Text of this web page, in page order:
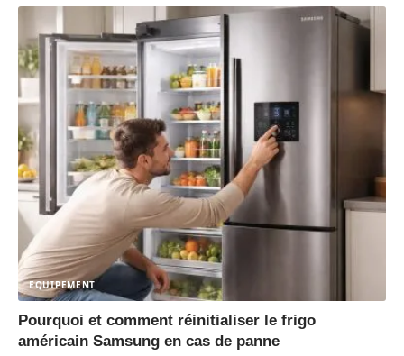
EQUIPEMENT
Pourquoi et comment réinitialiser le frigo
américain Samsung en cas de panne